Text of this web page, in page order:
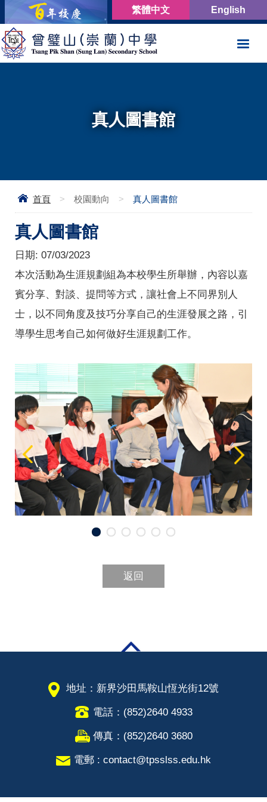
English
繁體中文
真人圖書館
首頁 > 校園動向 > 真人圖書館
真人圖書館
日期: 07/03/2023
本次活動為生涯規劃組為本校學生所舉辦，內容以嘉
賓分享、對談、提問等方式，讓社會上不同界別人
士，以不同角度及技巧分享自己的生涯發展之路，引
導學生思考自己如何做好生涯規劃工作。
返回
地址：新界沙田馬鞍山恆光街12號
電話：(852)2640 4933
傳真：(852)2640 3680
電郵 : contact@tpsslss.edu.hk